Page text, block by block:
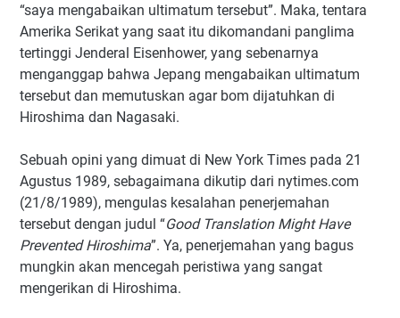
“saya mengabaikan ultimatum tersebut”. Maka, tentara
Amerika Serikat yang saat itu dikomandani panglima
tertinggi Jenderal Eisenhower, yang sebenarnya
menganggap bahwa Jepang mengabaikan ultimatum
tersebut dan memutuskan agar bom dijatuhkan di
Hiroshima dan Nagasaki.
Sebuah opini yang dimuat di New York Times pada 21
Agustus 1989, sebagaimana dikutip dari nytimes.com
(21/8/1989), mengulas kesalahan penerjemahan
tersebut dengan judul “Good Translation Might Have
Prevented Hiroshima”. Ya, penerjemahan yang bagus
mungkin akan mencegah peristiwa yang sangat
mengerikan di Hiroshima.